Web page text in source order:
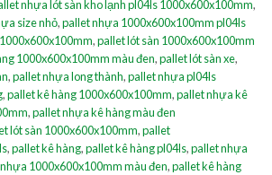
nhựa lót sàn kho lạnh pl04ls 1000x600x100mm,
size nhỏ,pallet nhựa 1000x600x100mm pl04ls
,pallet lót sàn 1000x600x100mm
1000x600x100mm màu đen,pallet lót sàn xe,
,pallet nhựa long thành,pallet nhựa pl04ls
,pallet kê hàng 1000x600x100mm,pallet nhựa kê
,pallet nhựa kê hàng màu đen
lót sàn 1000x600x100mm,pallet
,pallet kê hàng,pallet kê hàng pl04ls,pallet nhựa
1000x600x100mm màu đen,pallet kê hàng